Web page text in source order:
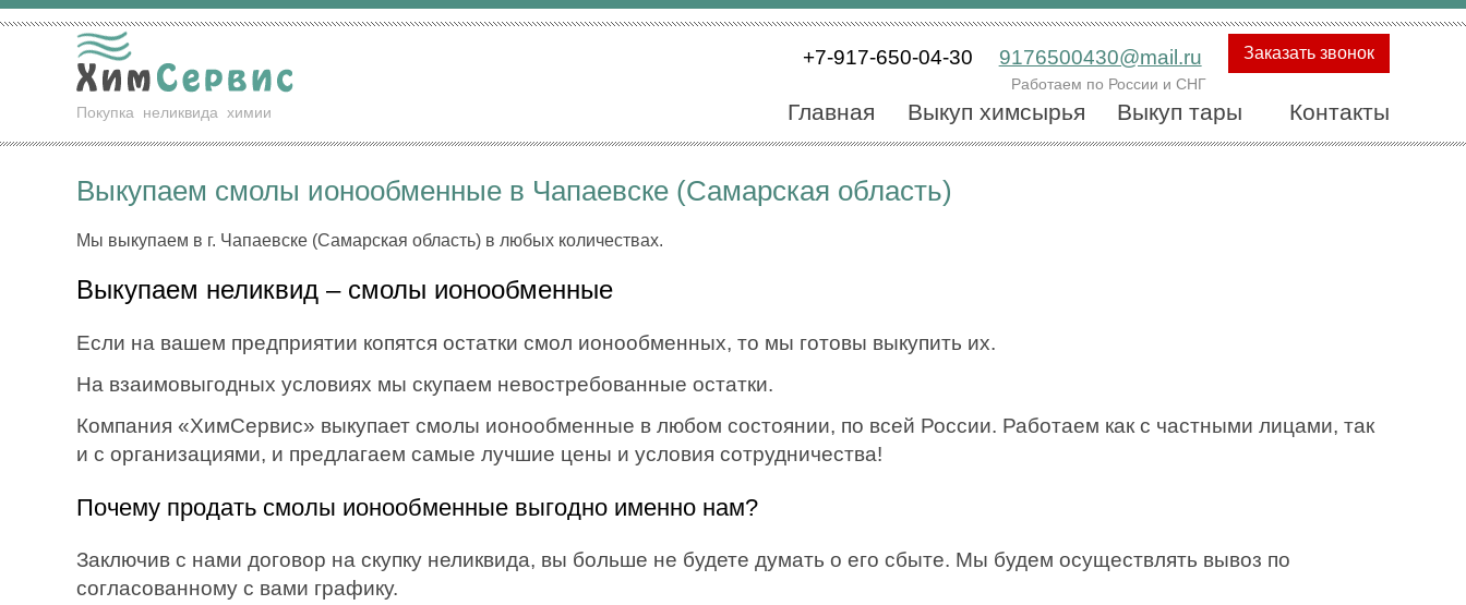
Покупка неликвида химии
+7-917-650-04-30 9176500430@mail.ru
Работаем по России и СНГ
Заказать звонок
Главная Выкуп химсырья Выкуп тары Контакты
Выкупаем смолы ионообменные в Чапаевске (Самарская область)
Мы выкупаем в г. Чапаевске (Самарская область) в любых количествах.
Выкупаем неликвид – смолы ионообменные
Если на вашем предприятии копятся остатки смол ионообменных, то мы готовы выкупить их.
На взаимовыгодных условиях мы скупаем невостребованные остатки.
Компания «ХимСервис» выкупает смолы ионообменные в любом состоянии, по всей России. Работаем как с частными лицами, так
и с организациями, и предлагаем самые лучшие цены и условия сотрудничества!
Почему продать смолы ионообменные выгодно именно нам?
Заключив с нами договор на скупку неликвида, вы больше не будете думать о его сбыте. Мы будем осуществлять вывоз по
согласованному с вами графику.